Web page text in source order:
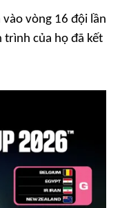
vòng 16 đội lần
trình của họ đã kết